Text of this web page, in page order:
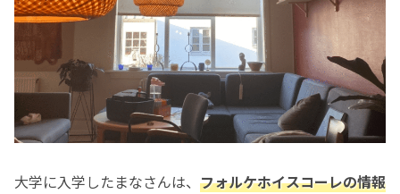
大学に入学したまなさんは、 フォルケホイスコーレの情報